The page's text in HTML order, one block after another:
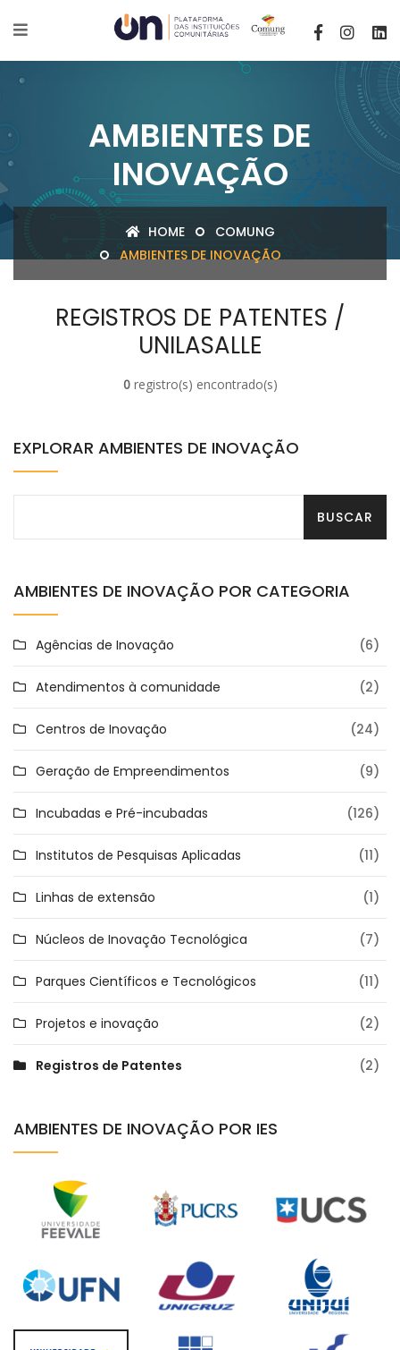
AMBIENTES DE
INOVAÇÃO
HOME
COMUNG
AMBIENTES DE INOVAÇÃO
REGISTROS DE PATENTES /
UNILASALLE
0registro(s) encontrado(s)
EXPLORAR AMBIENTES DE INOVAÇÃO
AMBIENTES DE INOVAÇÃO POR CATEGORIA
Agências de Inovação (6)
Atendimentos à comunidade (2)
Centros de Inovação (24)
Geração de Empreendimentos (9)
Incubadas e Pré-incubadas (126)
Institutos de Pesquisas Aplicadas (11)
Linhas de extensão (1)
Núcleos de Inovação Tecnológica (7)
Parques Científicos e Tecnológicos (11)
Projetos e inovação (2)
Registros de Patentes (2)
AMBIENTES DE INOVAÇÃO POR IES